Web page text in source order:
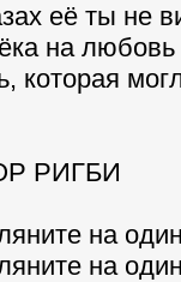
её ты не
на любовь
которая
РИГБИ
на
на